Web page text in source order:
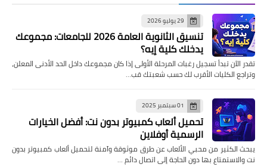
29 يوليو 2026
تنسيق الثانوية العامة 2026 للجامعات: مجموعك
يدخلك كلية إيه؟
تقدر الآن تبدأ تسجيل رغبات المرحلة الأولى إذا كان مجموعك داخل الحد الأدنى المعلن،
وتراجع الكليات الأقرب لك حسب شعبتك قب…
01 سبتمبر 2025
تحميل ألعاب كمبيوتر بدون نت: أفضل الخيارات
الرسمية أوفلاين
يبحث الكثير من محبي الألعاب عن طرق موثوقة وآمنة لتحميل ألعاب كمبيوتر بدون
نت والاستمتاع بها دون الحاجة إلى اتصال دائم …